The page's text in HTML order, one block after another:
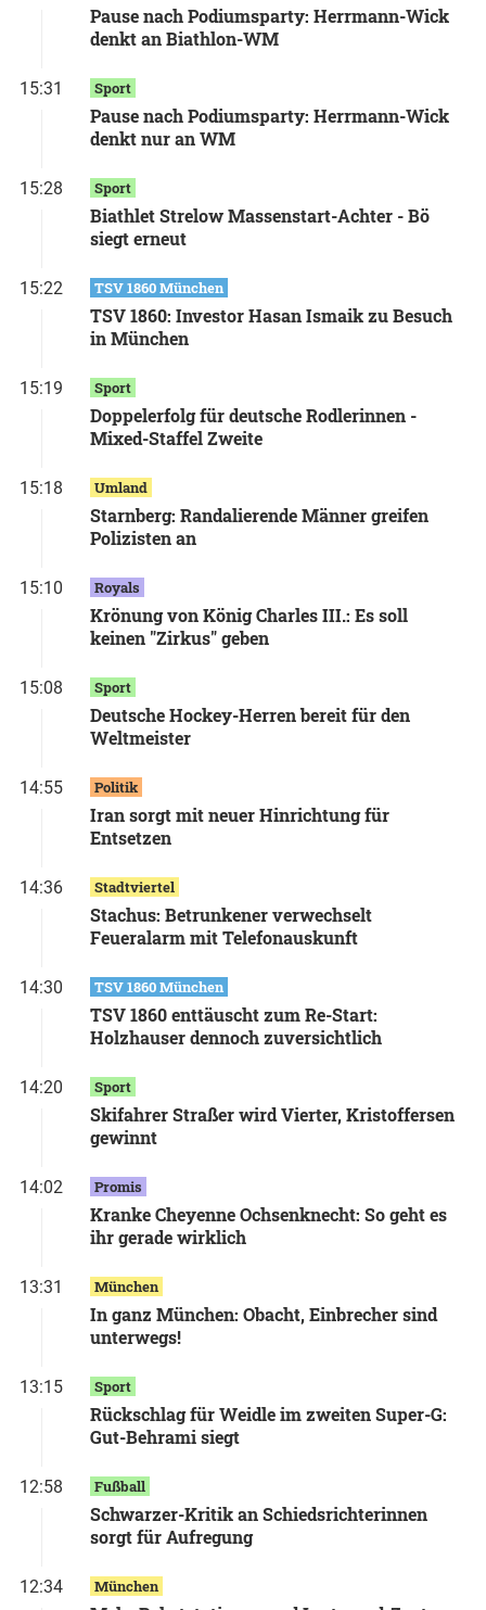
Pause nach Podiumsparty: Herrmann-Wick
denkt an Biathlon-WM
15:31 Sport
Pause nach Podiumsparty: Herrmann-Wick
denkt nur an WM
15:28 Sport
Biathlet Strelow Massenstart-Achter - Bö
siegt erneut
15:22 TSV 1860 München
TSV 1860: Investor Hasan Ismaik zu Besuch
in München
15:19 Sport
Doppelerfolg für deutsche Rodlerinnen -
Mixed-Staffel Zweite
15:18 Umland
Starnberg: Randalierende Männer greifen
Polizisten an
15:10 Royals
Krönung von König Charles III.: Es soll
keinen "Zirkus" geben
15:08 Sport
Deutsche Hockey-Herren bereit für den
Weltmeister
14:55 Politik
Iran sorgt mit neuer Hinrichtung für
Entsetzen
14:36 Stadtviertel
Stachus: Betrunkener verwechselt
Feueralarm mit Telefonauskunft
14:30 TSV 1860 München
TSV 1860 enttäuscht zum Re-Start:
Holzhauser dennoch zuversichtlich
14:20 Sport
Skifahrer Straßer wird Vierter, Kristoffersen
gewinnt
14:02 Promis
Kranke Cheyenne Ochsenknecht: So geht es
ihr gerade wirklich
13:31 München
In ganz München: Obacht, Einbrecher sind
unterwegs!
13:15 Sport
Rückschlag für Weidle im zweiten Super-G:
Gut-Behrami siegt
12:58 Fußball
Schwarzer-Kritik an Schiedsrichterinnen
sorgt für Aufregung
12:34 München